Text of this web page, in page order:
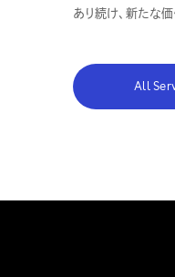
あり続け、新たな
All